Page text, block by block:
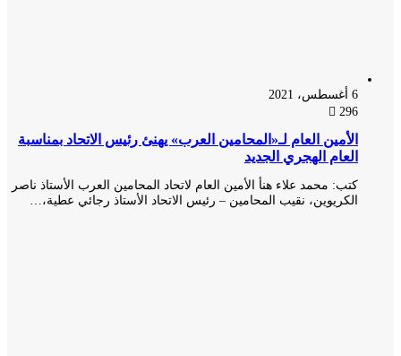
الأمين العام لـ«المحامين العرب» يهنئ رئيس الاتحاد بمناسبة
العام الهجري الجديد
كتب: محمد علاء هنأ الأمين العام لاتحاد المحامين العرب الأستاذ ناصر
الكريوين، نقيب المحامين – رئيس الاتحاد الأستاذ رجائي عطية،…